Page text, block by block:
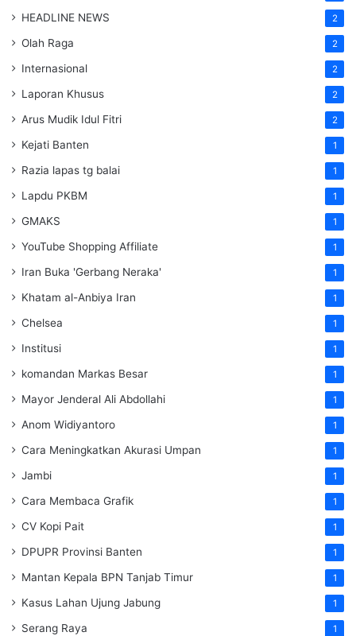
HEADLINE NEWS 2
Olah Raga 2
Internasional 2
Laporan Khusus 2
Arus Mudik Idul Fitri 2
Kejati Banten 1
Razia lapas tg balai 1
Lapdu PKBM 1
GMAKS 1
YouTube Shopping Affiliate 1
Iran Buka 'Gerbang Neraka' 1
Khatam al-Anbiya Iran 1
Chelsea 1
Institusi 1
komandan Markas Besar 1
Mayor Jenderal Ali Abdollahi 1
Anom Widiyantoro 1
Cara Meningkatkan Akurasi Umpan 1
Jambi 1
Cara Membaca Grafik 1
CV Kopi Pait 1
DPUPR Provinsi Banten 1
Mantan Kepala BPN Tanjab Timur 1
Kasus Lahan Ujung Jabung 1
Serang Raya 1